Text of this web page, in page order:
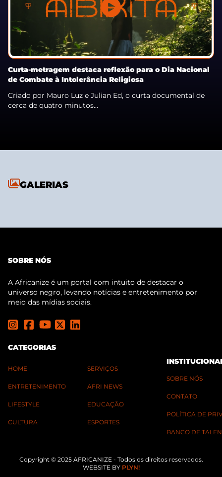
Curta-metragem destaca reflexão para o Dia Nacional
de Combate à Intolerância Religiosa
Criado por Mauro Luz e Julian Ed, o curta documental de
cerca de quatro minutos...
GALERIAS
SOBRE NÓS
A Africanize é um portal com intuito de destacar o
universo negro, levando notícias e entretenimento por
meio das mídias sociais.
CATEGORIAS
HOME
ENTRETENIMENTO
LIFESTYLE
CULTURA
SERVIÇOS
AFRI NEWS
EDUCAÇÃO
ESPORTES
SOBRE NÓS
CONTATO
POLÍTICA DE
BANCO DE
Copyright © 2025 AFRICANIZE - Todos os direitos reservados.
WEBSITE BY PLYN!